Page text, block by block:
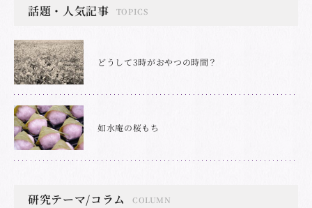
話題・人気記事 TOPICS
どうして3時がおやつの時間？
如水庵の桜もち
研究テーマ/コラム COLUMN